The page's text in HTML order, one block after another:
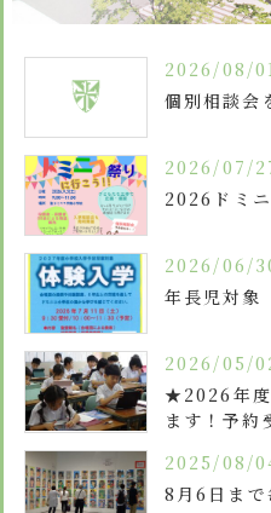
心の育成
体験入学
よくある質問
諸届出用紙
卒業生進学先
学校紹介
学校生活
年間行事
委員会・クラブ活動
検定合格、入賞・入選
学校紹介ムービー
通学用ランドセルについて
施設紹介
設備紹介
安心・安全
スクールバス
お知らせ
アクセス
特定商取引法に基づく表示
寄付金の募集
follow
2026/08/
個別相談会
2026/07/
2026ドミ
2026/06/
年長児対
2026/05/
★2026年度
ます！予約
2025/08/
8月6日ま